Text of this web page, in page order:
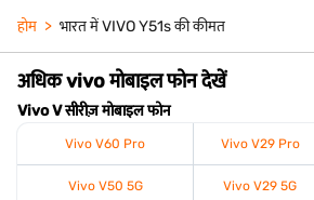
होम भारत में VIVO Y51s की कीमत
अधिक vivo मोबाइल फोन देखें
Vivo V सीरीज़ मोबाइल फोन
Vivo V60 Pro Vivo V29 Pro
Vivo V50 5G Vivo V29 5G